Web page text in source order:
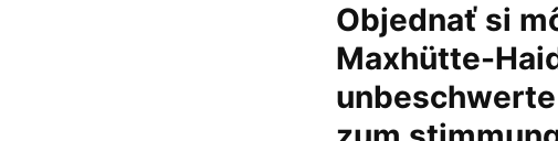
Objednať si
Maxhütte-